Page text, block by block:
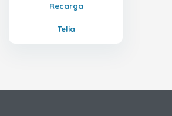
Recarga
Telia